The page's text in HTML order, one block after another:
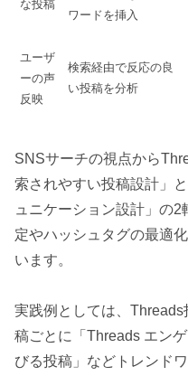
な投稿
ワードを挿入
ユーザ
ーの声
反映
検索経由で反応の良
い投稿を分析
SNSサーチの視点から
索されやすい投稿設計」
ュニケーション設計」の
定やハッシュタグの最適
います。
実践例としては、
稿ごとに「Threads エン
びる投稿」などトレンド